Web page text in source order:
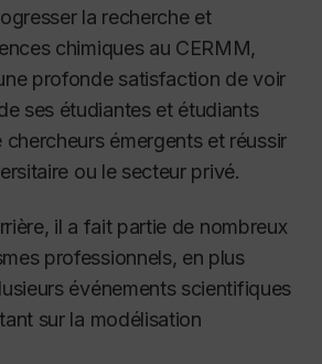
la recherche et
chimiques au CERMM,
profonde satisfaction de voir
ses étudiantes et étudiants
chercheurs émergents et réussir
ou le secteur privé.
il a fait partie de nombreux
professionnels, en plus
événements scientifiques
sur la modélisation